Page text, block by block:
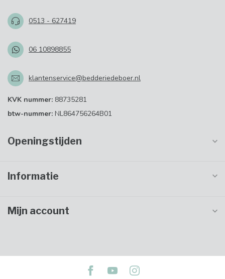
0513 - 627419
06 10898855
klantenservice@bedderiedeboer.nl
KVK nummer: 88735281
btw-nummer: NL864756264B01
Openingstijden
Informatie
Mijn account